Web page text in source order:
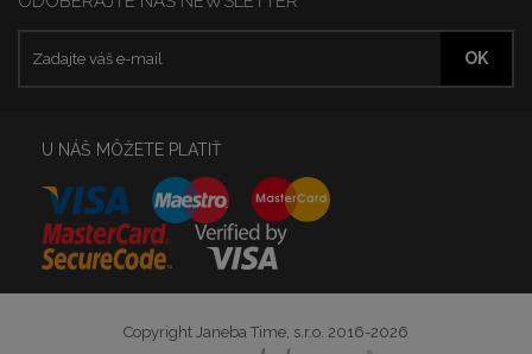
U NÁŠ MÔŽETE PLATIŤ
Copyright Janeba Time, s.r.o. 2016-2026